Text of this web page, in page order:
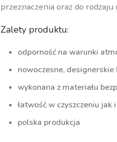
przeznaczenia oraz do
Zalety produktu:
odporność na warunki
nowoczesne, designerskie
wykonana z materiału
łatwość w czyszczeniu jak
polska produkcja